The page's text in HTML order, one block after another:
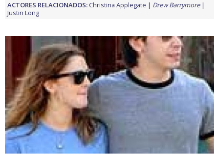
ACTORES RELACIONADOS:Christina Applegate
Drew Barrymore
Justin Long